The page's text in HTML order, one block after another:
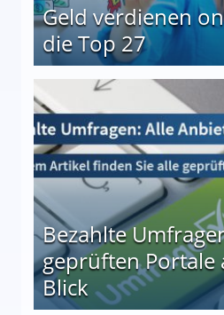
Geld verdienen
die Top 27
Bezahlte
geprüften Portale
Blick